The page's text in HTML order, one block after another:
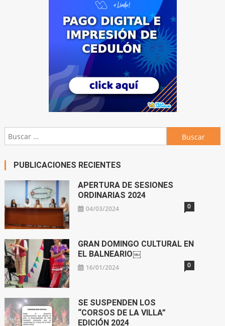
Buscar:
PUBLICACIONES RECIENTES
APERTURA DE SESIONES
ORDINARIAS 2024
04/03/2024 0
GRAN DOMINGO CULTURAL EN
EL BALNEARIO￼
16/01/2024 0
SE SUSPENDEN LOS
“CORSOS DE LA VILLA”
EDICIÓN 2024